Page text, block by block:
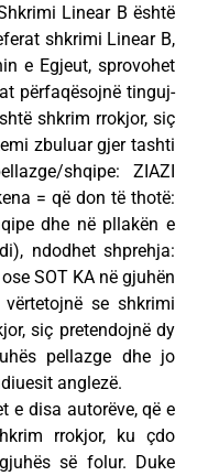
Linear B është
shkrimi Linear B,
e Egjeut, sprovohet
përfaqësojnë tinguj-
shkrim rrokjor, siç
zbuluar gjer tashti
shqipe: ZIAZI
= që don të thotë:
dhe në pllakën e
ndodhet shprehja:
SOT KA në gjuhën
se shkrimi
siç pretendojnë dy
pellazge dhe jo
anglezë.
e disa autorëve, që e
rrokjor, ku çdo
së folur. Duke